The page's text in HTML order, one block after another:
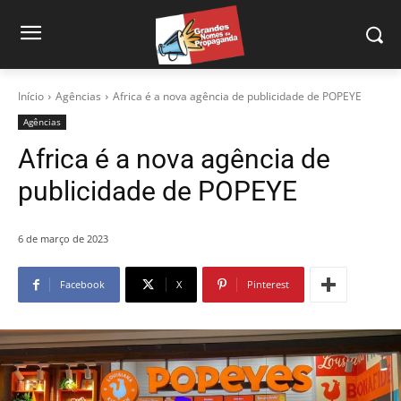
Início Agências Africa é a nova agência de publicidade de POPEYE
Agências
Africa é a nova agência de
publicidade de POPEYE
6 de março de 2023
Facebook X Pinterest